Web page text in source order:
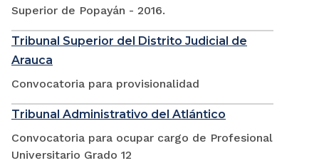
Superior de Popayán - 2016.
Tribunal Superior del Distrito Judicial de
Arauca
Convocatoria para provisionalidad
Tribunal Administrativo del Atlántico
Convocatoria para ocupar cargo de Profesional
Universitario Grado 12